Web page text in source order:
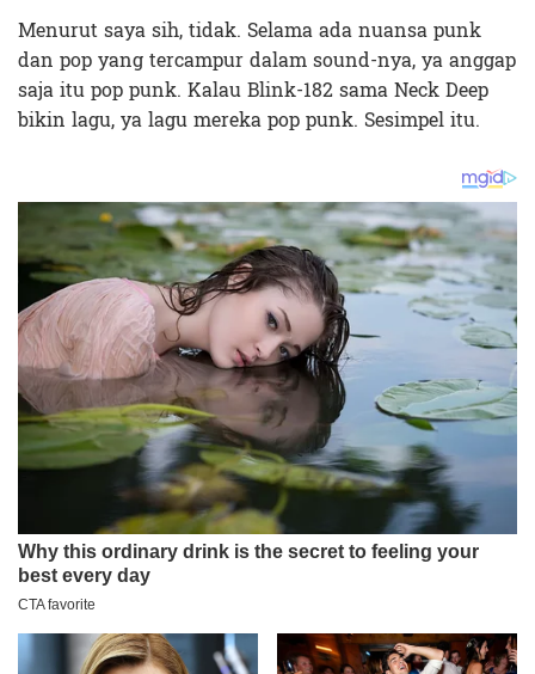
Menurut saya sih, tidak. Selama ada nuansa punk
dan pop yang tercampur dalam sound-nya, ya anggap
saja itu pop punk. Kalau Blink-182 sama Neck Deep
bikin lagu, ya lagu mereka pop punk. Sesimpel itu.